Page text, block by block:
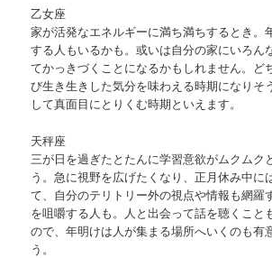
乙女座
家が活発なエネルギーに満ち満ちするとき。
する人もいるかも。或いは自分の家にいろん
てかっきづくことになるかもしれません。ど
び生き生きした気分を味わえる時期になりそ
して真面目にとりくむ時期といえます。
天秤座
三が日を過ぎたとたんに学習意欲がムクムク
う。急に視野を広げたくなり、正月休み中に
て、自分のテリトリー外の視点や情報も網羅
を咀嚼する人も。人と出会って話を聴くこと
ので、年明けは人が集まる場所へいくのも有
う。